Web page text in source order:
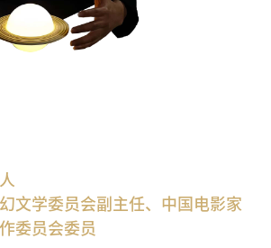
文学委员会副主任、中国电影家
委员会委员